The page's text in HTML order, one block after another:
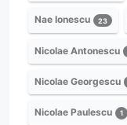
Nae Ionescu 23
Nicolae Antonescu
Nicolae Georgescu
Nicolae Paulescu 1